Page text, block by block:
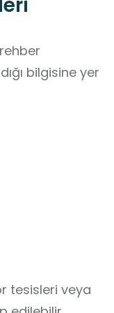
bilgisine yer
tesisleri veya